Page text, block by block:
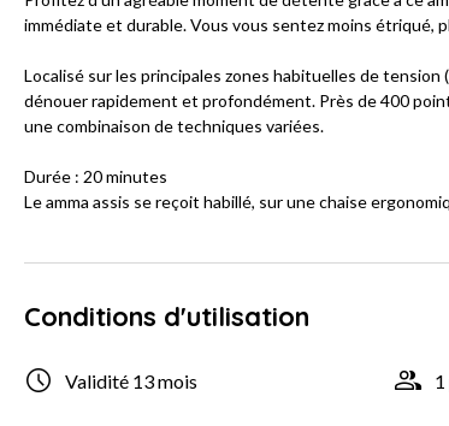
immédiate et durable. Vous vous sentez moins étriqué,
Localisé sur les principales zones habituelles de tension
dénouer rapidement et profondément. Près de 400
une combinaison de techniques variées.
Durée : 20 minutes
Le amma assis se reçoit habillé, sur une chaise
Conditions d'utilisation
Validité 13 mois